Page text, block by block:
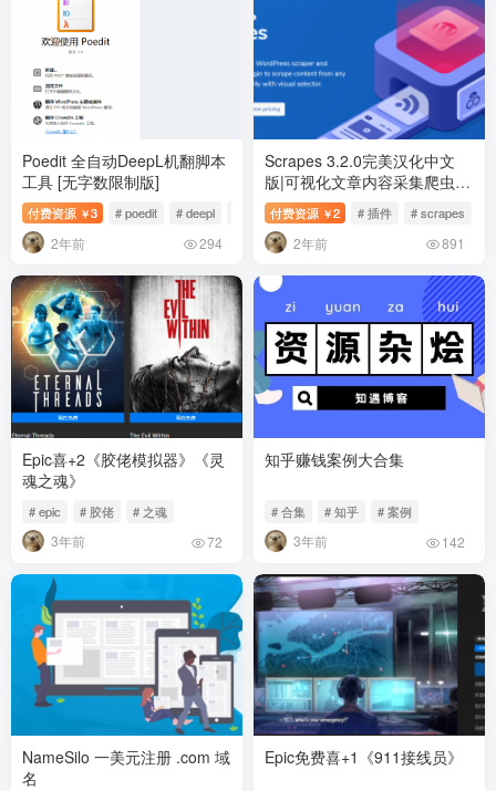
Poedit 全自动DeepL机翻脚本
工具 [无字数限制版]
付费资源 ￥3 # poedit # deepl
2年前 294
Scrapes 3.2.0完美汉化中文
版|可视化文章内容采集爬虫
WordPress插件
付费资源 ￥2 # 插件 # scrapes
2年前 891
Epic喜+2《胶佬模拟器》《灵
魂之魂》
# epic # 胶佬 # 之魂
3年前 72
知乎赚钱案例大合集
# 合集 # 知乎 # 案例
3年前 142
NameSilo 一美元注册 .com 域
名
Epic免费喜+1《911接线员》